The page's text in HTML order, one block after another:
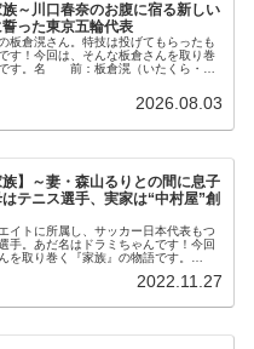
族～川口春奈のお腹に宿る新しい
った東京五輪代表
板倉滉さん。特技は投げてもらったも
す！今回は、そんな板倉さんを取り巻
です。名 前：板倉滉（いたくら・こ
2026.08.03
】～妻・森山るりとの間に息子
テニス選手、実家は“中村屋”創
イトに所属し、サッカー日本代表もつ
手。あだ名はドラミちゃんです！今回
を取り巻く『家族』の物語です。
身長体重：...
2022.11.27